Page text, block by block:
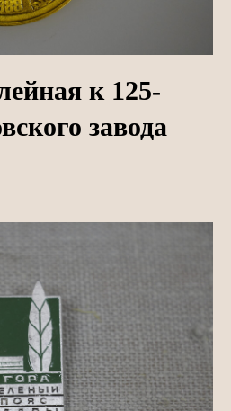
к 125-
завода